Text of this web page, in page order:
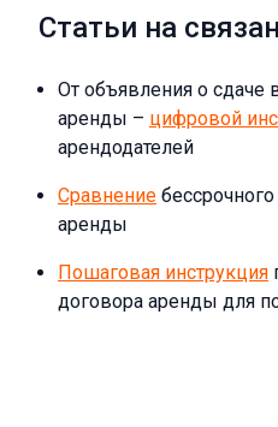
Статьи на
От объявления о сдаче
аренды – цифровой
арендодателей
Сравнение
аренды
Пошаговая инструкция
договора аренды для